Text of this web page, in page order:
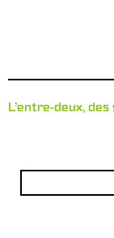
L’entre-deux,